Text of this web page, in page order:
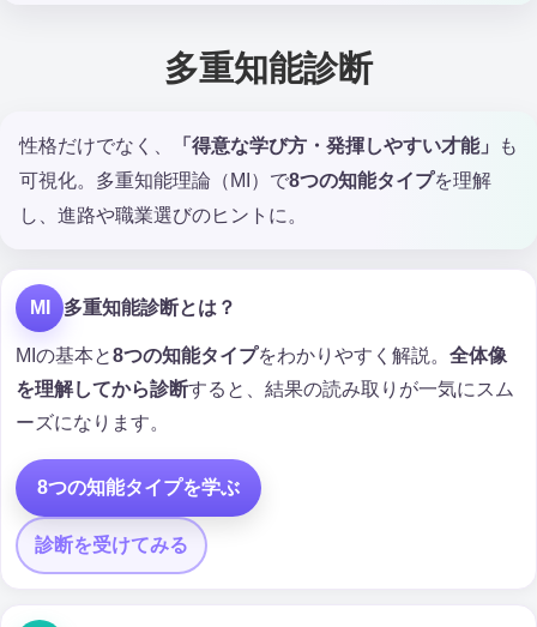
多重知能診断
性格だけでなく、 「得意な学び方・発揮しやすい才能」
も
可視化。多重知能理論（MI）で8つの知能タイプを理解
し、進路や職業選びのヒントに。
MI 多重知能診断とは？
MIの基本と8つの知能タイプをわかりやすく解説。 全体像
を理解してから診断すると、結果の読み取りが一気にスム
ーズになります。
8つの知能タイプを学ぶ
診断を受けてみる